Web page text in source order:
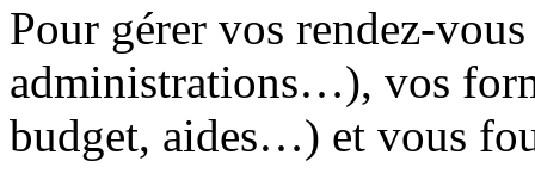
Pour gérer vos rendez-
administrations…), vos
budget, aides…) et vous